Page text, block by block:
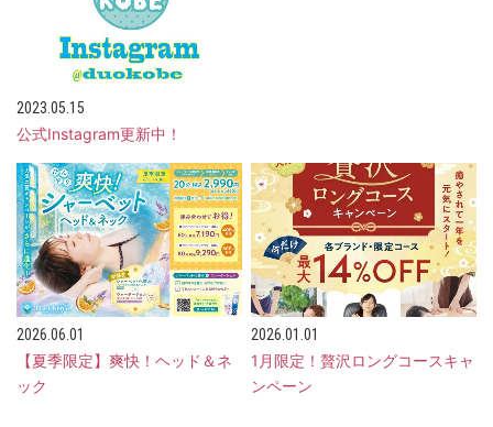
2023.05.15
公式Instagram更新中！
2026.06.01
【夏季限定】爽快！ヘッド＆ネ
ック
2026.01.01
1月限定！贅沢ロングコースキャ
ンペーン